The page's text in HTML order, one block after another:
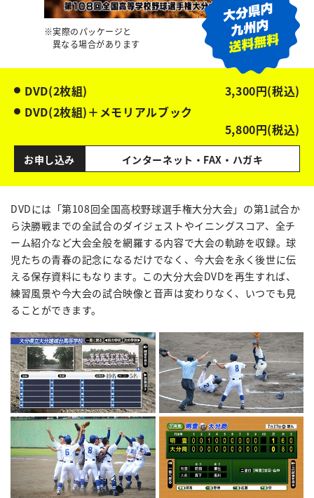
※実際のパッケージと
異なる場合があります
DVD(2枚組)
3,300円(税込)
DVD(2枚組)＋メモリアルブック
5,800円(税込)
お申し込み インターネット・FAX・ハガキ
DVDには「第108回全国高校野球選手権大分大会」の第1試合か
ら決勝戦までの全試合のダイジェストやイニングスコア、全チ
ーム紹介など大会全般を網羅する内容で大会の軌跡を収録。球
児たちの青春の記念になるだけでなく、今大会を永く後世に伝
える保存資料にもなります。この大分大会DVDを再生すれば、
練習風景や今大会の試合映像と音声は変わりなく、いつでも見
ることができます。